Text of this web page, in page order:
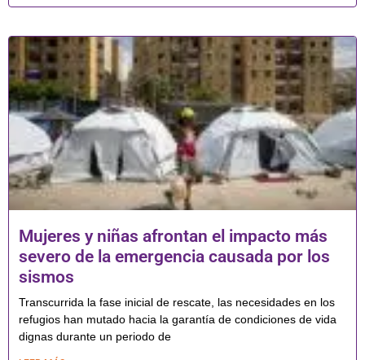
Mujeres y niñas afrontan el impacto más
severo de la emergencia causada por los
sismos
Transcurrida la fase inicial de rescate, las necesidades en los
refugios han mutado hacia la garantía de condiciones de vida
dignas durante un periodo de